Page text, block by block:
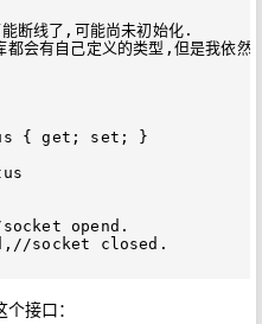
断线了,可能尚未初始化.
会有自己定义的类型,但是我依然
{ get; set; }
opend.
socket closed.
接口：